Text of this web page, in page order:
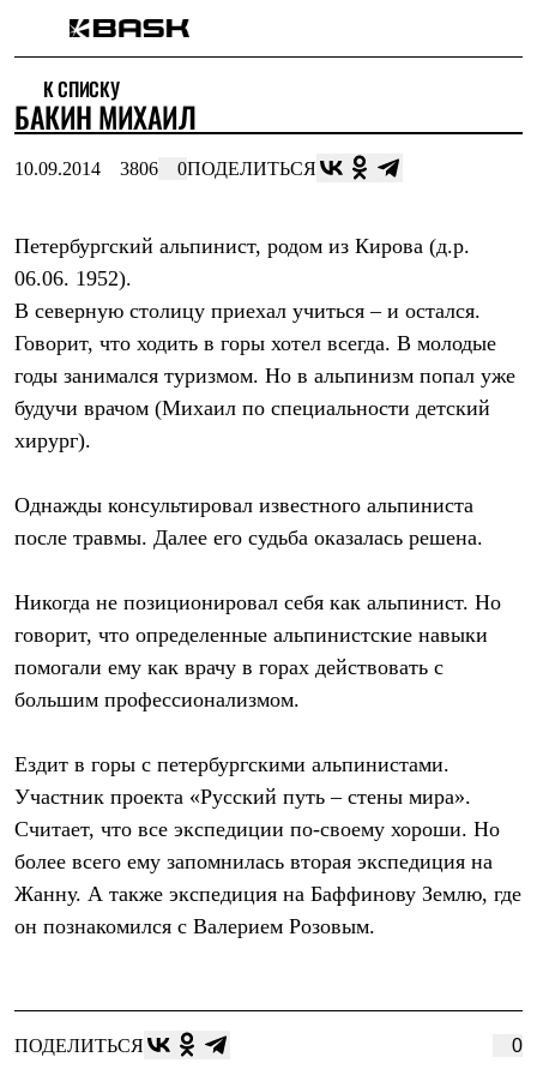
Интернет-магазин
Мужская одежда
Утепленная пухом
Куртки
Брюки
Утепленная синтетикой
Куртки
Штормовая одежда
Куртки
Софтшелл одежда
Куртки
Флисовая одежда
Брюки
Термобелье
Среднее термобелье
Легкое термобелье
Лёгкая одежда
Футболки
Толстовки
Женская одежда
Утепленная пухом
Куртки
Брюки
Жилеты
Утепленная синтетикой
Брюки
Брюки
К СПИСКУ
БАКИН МИХАИЛ
10.09.2014 3806 0ПОДЕЛИТЬСЯ
Петербургский альпинист, родом из Кирова (д.р.
06.06. 1952).
В северную столицу приехал учиться – и остался.
Говорит, что ходить в горы хотел всегда. В молодые
годы занимался туризмом. Но в альпинизм попал уже
будучи врачом (Михаил по специальности детский
хирург).
Однажды консультировал известного альпиниста
после травмы. Далее его судьба оказалась решена.
Никогда не позиционировал себя как альпинист. Но
говорит, что определенные альпинистские навыки
помогали ему как врачу в горах действовать с
большим профессионализмом.
Ездит в горы с петербургскими альпинистами.
Участник проекта «Русский путь – стены мира».
Считает, что все экспедиции по-своему хороши. Но
более всего ему запомнилась вторая экспедиция на
Жанну. А также экспедиция на Баффинову Землю, где
он познакомился с Валерием Розовым.
ПОДЕЛИТЬСЯ 0